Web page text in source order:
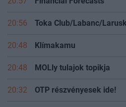
20:56
20:48 Klímakamu
20:48 MOLly tulajok topikja
20:32 OTP részvényesek ide!